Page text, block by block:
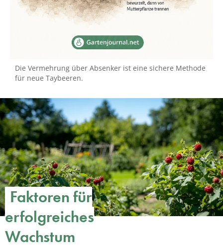
Die Vermehrung über Absenker ist eine sichere Methode
für neue Taybeeren.
Faktoren für
erfolgreiches
Wachstum